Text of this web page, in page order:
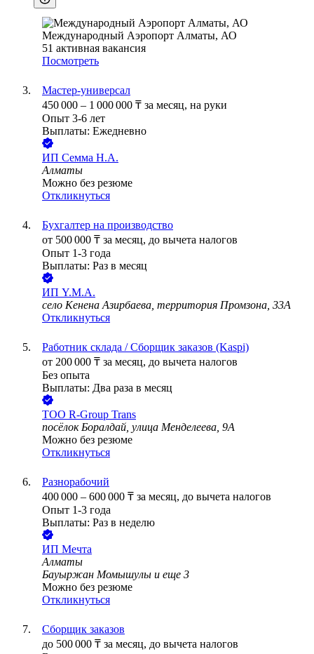
Международный Аэропорт Алматы, АО
51 активная вакансия
Посмотреть
Мастер-универсал
450 000 – 1 000 000 ₸ за месяц, на руки
Опыт 3-6 лет
Выплаты: Ежедневно
ИП Семма Н.А.
Алматы
Можно без резюме
Откликнуться
Бухгалтер на производство
от 500 000 ₸ за месяц, до вычета налогов
Опыт 1-3 года
Выплаты: Раз в месяц
ИП Y.M.A.
село Кенена Азирбаева, территория Промзона, 33А
Откликнуться
Работник склада / Сборщик заказов (Kaspi)
от 200 000 ₸ за месяц, до вычета налогов
Без опыта
Выплаты: Два раза в месяц
ТОО R-Group Trans
посёлок Боралдай, улица Менделеева, 9А
Можно без резюме
Откликнуться
Разнорабочий
400 000 – 600 000 ₸ за месяц, до вычета налогов
Опыт 1-3 года
Выплаты: Раз в неделю
ИП Мечта
Алматы
Бауыржан Момышулы и еще 3
Можно без резюме
Откликнуться
Сборщик заказов
до 500 000 ₸ за месяц, до вычета налогов